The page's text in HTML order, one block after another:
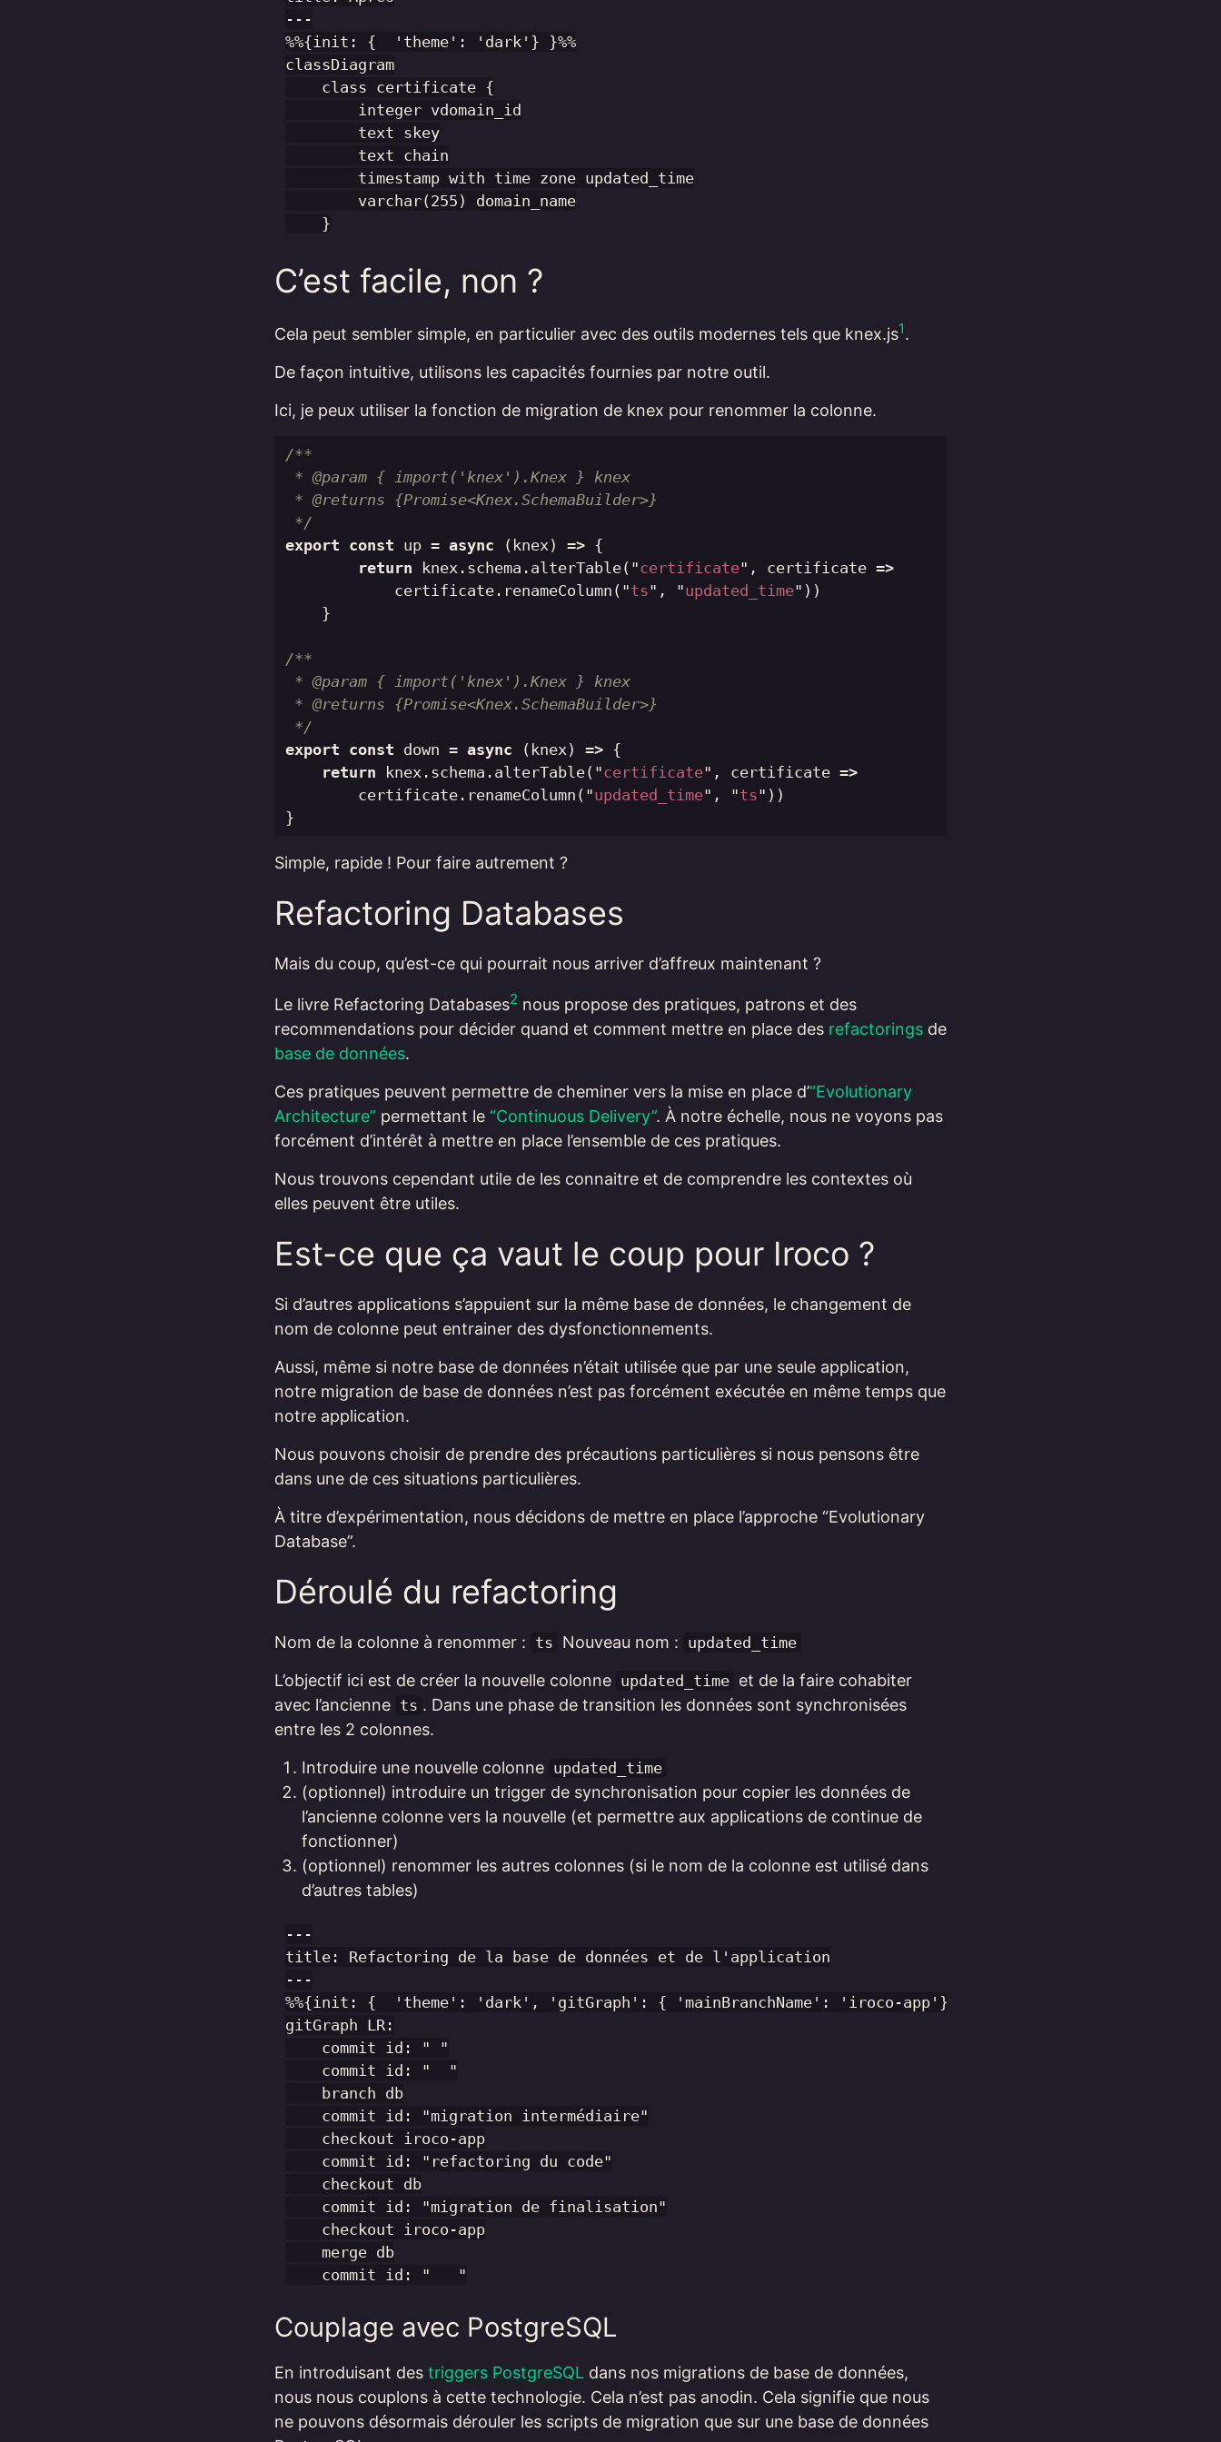
---
%%{init: {  'theme': 'dark'} }%%
classDiagram
    class certificate {
        integer vdomain_id
        text skey
        text chain
        timestamp with time zone updated_time
        varchar(255) domain_name
C’est facile, non ?
Cela peut sembler simple, en particulier avec des outils modernes tels que knex.js1.
De façon intuitive, utilisons les capacités fournies par notre outil.
Ici, je peux utiliser la fonction de migration de knex pour renommer la colonne.
/**
* @param { import('knex').Knex } knex
* @returns {Promise<Knex.SchemaBuilder>}
*/
export const up = async ( knex) => {
return
knex . schema . alterTable( "certificate" , certificate =>
certificate . renameColumn ( "ts" , "updated_time" ))
}
/**
* @param { import('knex').Knex } knex
* @returns {Promise<Knex.SchemaBuilder>}
*/
export const down = async ( knex) => {
return
knex . schema . alterTable( "certificate" , certificate =>
certificate . renameColumn ( "updated_time" , "ts" ))
}
Simple, rapide ! Pour faire autrement ?
Refactoring Databases
Mais du coup, qu’est-ce qui pourrait nous arriver d’affreux maintenant ?
Le livre Refactoring Databases2 nous propose des pratiques, patrons et des
recommendations pour décider quand et comment mettre en place des refactorings de
base de données.
Ces pratiques peuvent permettre de cheminer vers la mise en place d’“Evolutionary
Architecture” permettant le “Continuous Delivery”. À notre échelle, nous ne voyons pas
forcément d’intérêt à mettre en place l’ensemble de ces pratiques.
Nous trouvons cependant utile de les connaitre et de comprendre les contextes où
elles peuvent être utiles.
Est-ce que ça vaut le coup pour Iroco ?
Si d’autres applications s’appuient sur la même base de données, le changement de
nom de colonne peut entrainer des dysfonctionnements.
Aussi, même si notre base de données n’était utilisée que par une seule application,
notre migration de base de données n’est pas forcément exécutée en même temps que
notre application.
Nous pouvons choisir de prendre des précautions particulières si nous pensons être
dans une de ces situations particulières.
À titre d’expérimentation, nous décidons de mettre en place l’approche “Evolutionary
Database”.
Déroulé du refactoring
Nom de la colonne à renommer : ts Nouveau nom : updated_time
L’objectif ici est de créer la nouvelle colonne updated_time et de la faire cohabiter
avec l’ancienne ts . Dans une phase de transition les données sont synchronisées
entre les 2 colonnes.
Introduire une nouvelle colonne updated_time
(optionnel) introduire un trigger de synchronisation pour copier les données de
l’ancienne colonne vers la nouvelle (et permettre aux applications de continue de
fonctionner)
(optionnel) renommer les autres colonnes (si le nom de la colonne est utilisé dans
d’autres tables)
---
title: Refactoring de la base de données et de l'application
---
%%{init: {  'theme': 'dark', 'gitGraph': { 'mainBranchName': 'iroco-app'}} }%%
gitGraph LR:
    commit id: " "
    commit id: "  "
    branch db
    commit id: "migration intermédiaire"
    checkout iroco-app
    commit id: "refactoring du code"
    checkout db
    commit id: "migration de finalisation"
    checkout iroco-app
    merge db
Couplage avec PostgreSQL
En introduisant des triggers PostgreSQL dans nos migrations de base de données,
nous nous couplons à cette technologie. Cela n’est pas anodin. Cela signifie que nous
ne pouvons désormais dérouler les scripts de migration que sur une base de données